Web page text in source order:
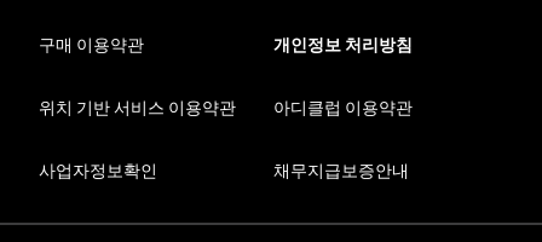
구매 이용약관 개인정보 처리방침
위치 기반 서비스 이용약관 아디클럽 이용약관
사업자정보확인 채무지급보증안내